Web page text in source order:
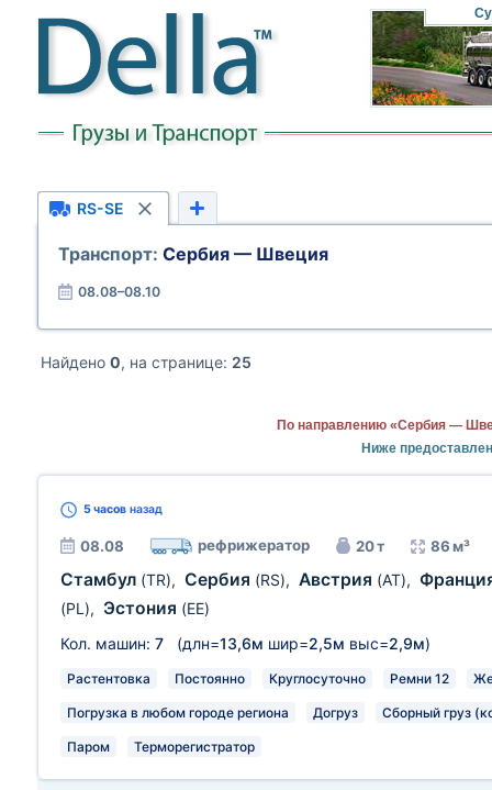
RS-SE
Транспорт: Сербия — Швеция
08.08–08.10
Найдено 0, на странице: 25
По направлению «Сербия —
Ниже
5 часов назад
08.08 рефрижератор 20 т 86 м³
Стамбул (TR), Сербия (RS), Австрия (AT),
(PL), Эстония (EE)
Кол. машин: 7 (длн=13,6м шир=2,5м выс=2,9м)
Растентовка Постоянно Круглосуточно Ремни 12
Погрузка в любом городе региона Догруз Сборный груз
Паром Терморегистратор